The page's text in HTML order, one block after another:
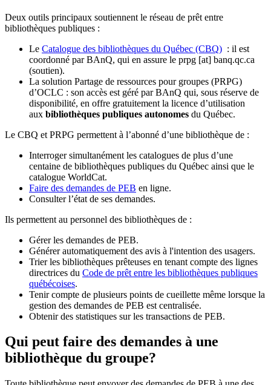
Deux outils principaux soutiennent le réseau de prêt entre
bibliothèques publiques :
Le Catalogue des bibliothèques du Québec (CBQ) : il est
coordonné par BAnQ, qui en assure le prpg [at] banq.qc.ca
(soutien).
La solution Partage de ressources pour groupes (PRPG)
d’OCLC : son accès est géré par BAnQ qui, sous réserve de
disponibilité, en offre gratuitement la licence d’utilisation
aux bibliothèques publiques autonomes du Québec.
Le CBQ et PRPG permettent à l’abonné d’une bibliothèque de :
Interroger simultanément les catalogues de plus d’une
centaine de bibliothèques publiques du Québec ainsi que le
catalogue WorldCat.
Faire des demandes de PEB en ligne.
Consulter l’état de ses demandes.
Ils permettent au personnel des bibliothèques de :
Gérer les demandes de PEB.
Générer automatiquement des avis à l'intention des usagers.
Trier les bibliothèques prêteuses en tenant compte des lignes
directrices du Code de prêt entre les bibliothèques publiques
québécoises.
Tenir compte de plusieurs points de cueillette même lorsque la
gestion des demandes de PEB est centralisée.
Obtenir des statistiques sur les transactions de PEB.
Qui peut faire des demandes à une
bibliothèque du groupe?